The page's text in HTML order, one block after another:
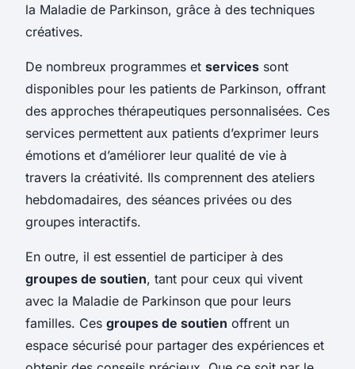
la Maladie de Parkinson, grâce à des techniques
créatives.
De nombreux programmes et services sont
disponibles pour les patients de Parkinson, offrant
des approches thérapeutiques personnalisées. Ces
services permettent aux patients d’exprimer leurs
émotions et d’améliorer leur qualité de vie à
travers la créativité. Ils comprennent des ateliers
hebdomadaires, des séances privées ou des
groupes interactifs.
En outre, il est essentiel de participer à des
groupes de soutien, tant pour ceux qui vivent
avec la Maladie de Parkinson que pour leurs
familles. Ces groupes de soutien offrent un
espace sécurisé pour partager des expériences et